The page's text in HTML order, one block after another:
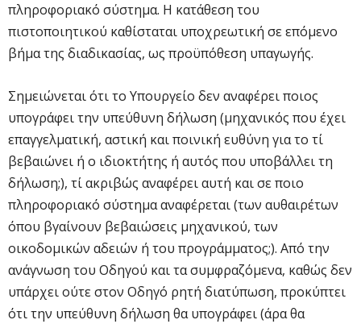
πληροφοριακό σύστημα. Η κατάθεση του
πιστοποιητικού καθίσταται υποχρεωτική σε επόμενο
βήμα της διαδικασίας, ως προϋπόθεση υπαγωγής.
Σημειώνεται ότι το Υπουργείο δεν αναφέρει ποιος
υπογράφει την υπεύθυνη δήλωση (μηχανικός που έχει
επαγγελματική, αστική και ποινική ευθύνη για το τί
βεβαιώνει ή ο ιδιοκτήτης ή αυτός που υποβάλλει τη
δήλωση;), τί ακριβώς αναφέρει αυτή και σε ποιο
πληροφοριακό σύστημα αναφέρεται (των αυθαιρέτων
όπου βγαίνουν βεβαιώσεις μηχανικού, των
οικοδομικών αδειών ή του προγράμματος;). Από την
ανάγνωση του Οδηγού και τα συμφραζόμενα, καθώς δεν
υπάρχει ούτε στον Οδηγό ρητή διατύπωση, προκύπτει
ότι την υπεύθυνη δήλωση θα υπογράφει (άρα θα